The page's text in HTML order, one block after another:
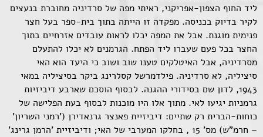
ליד החוף הצפון-אפריקני, ראיתי מפה של סרדיניה מחוברת בנעצים
לקיר בדיוק בכניסה. מפקדה זו הייתה בתוך בית-ספר בעל חצר
פנימית מוגנת. אבל את המפה יכלו לראות עובדים אזרחיים בתוך
החצר בכל פעם שעברו ליד הפתח. הגרמנים לא יכלו להתעלם
מסרדיניה, אבל האיטלקים טענו שוב ושוב כי היעד הוא האי
סיציליה, לא סרדיניה. פילדמרשל קסלרינג ביקר בסיציליה במאי
1943, לדון שם בסידורי ההגנה. לבסוף הוסכם שארבע דיביזיות
גרמניות יגיעו לאי. מתוך אלו היו מוכנות לבסוף בעת הפלישה של
כוחות-הברית רק שתיים: דיביזיית פאנצר גרנאדירן ('רמני השריון'
– חרמ"ש) מס' 15 , בחלקו המערבי של האי; ודיביזיית 'הרמן גרינג'